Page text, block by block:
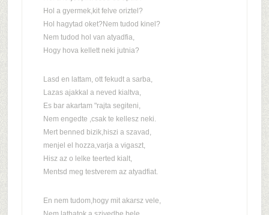
Hol a gyermek,kit felve oriztel?
Hol hagytad oket?Nem tudod kinel?
Nem tudod hol van atyadfia,
Hogy hova kellett neki jutnia?
Lasd en lattam, ott fekudt a sarba,
Lazas ajakkal a neved kialtva,
Es bar akartam "rajta segiteni,
Nem engedte ,csak te kellesz neki.
Mert benned bizik,hiszi a szavad,
menjel el hozza,varja a vigaszt,
Hisz az o lelke teerted kialt,
Mentsd meg testverem az atyadfiat.
En nem tudom,hogy mit akarsz vele,